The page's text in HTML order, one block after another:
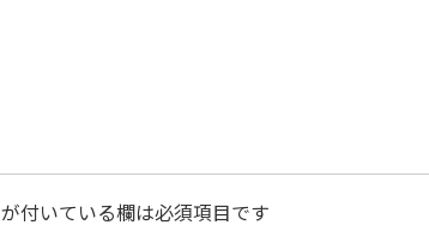
が付いている欄は必須項目です